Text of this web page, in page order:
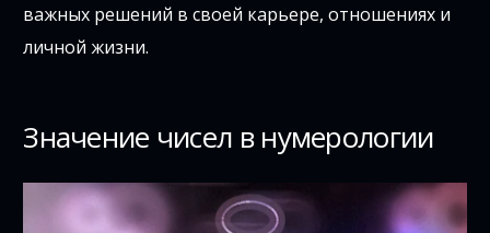
важных решений в своей карьере, отношениях и
личной жизни.
Значение чисел в нумерологии